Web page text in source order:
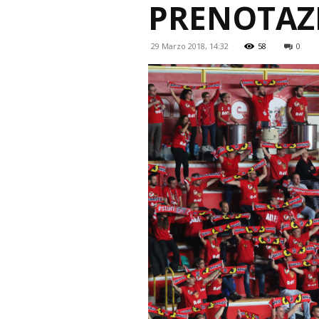
29 Marzo 2018, 14:32 58 0